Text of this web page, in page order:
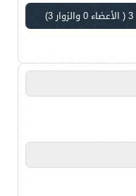
( الأعضاء 0 والزوار 3)